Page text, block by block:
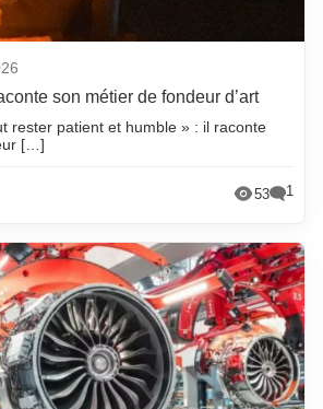
son métier de fondeur d’art
rester patient et humble » : il raconte
[…]
53 1